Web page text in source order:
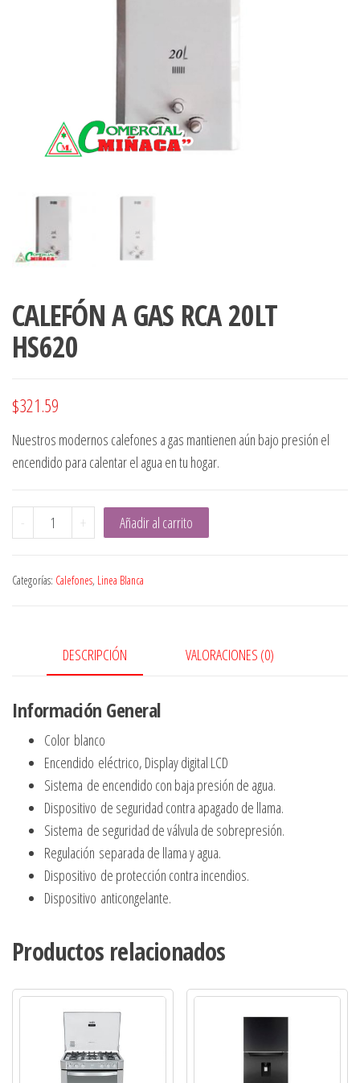
CALEFÓN A GAS RCA 20LT
HS620
$321.59
Nuestros modernos calefones a gas mantienen aún bajo presión el
encendido para calentar el agua en tu hogar.
-
CALEFÓN
A
RCA
cantidad
+ Añadir al carrito
Categorías: Calefones, Linea Blanca
DESCRIPCIÓN VALORACIONES (0)
Información General
Color blanco
Encendido eléctrico, Display digital LCD
Sistema de encendido con baja presión de agua.
Dispositivo de seguridad contra apagado de llama.
Sistema de seguridad de válvula de sobrepresión.
Regulación separada de llama y agua.
Dispositivo de protección contra incendios.
Dispositivo anticongelante.
Productos relacionados